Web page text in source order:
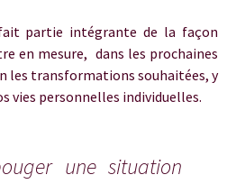
partie intégrante de la façon
en mesure, dans les prochaines
les transformations souhaitées, y
vies personnelles individuelles.
une situation